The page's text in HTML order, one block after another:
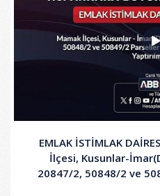
EMLAK İSTİMLAK
İlçesi, Kusunlar-
20847/2, 50848/2 ve
Kat Karşılı